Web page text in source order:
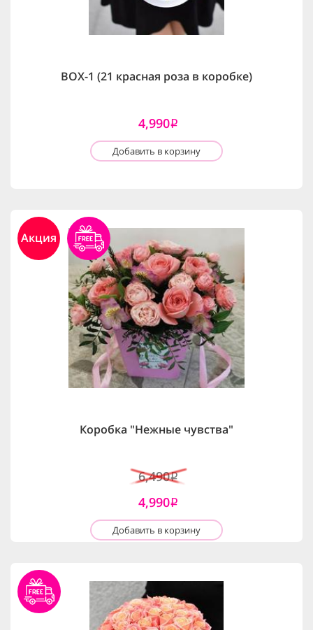
BOX-1 (21 красная роза в коробке)
4,990i
Добавить в корзину
Акция
Коробка "Нежные чувства"
6,490i
4,990i
Добавить в корзину